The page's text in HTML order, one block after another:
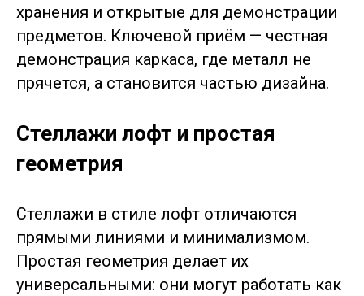
хранения и открытые для демонстрации
предметов. Ключевой приём — честная
демонстрация каркаса, где металл не
прячется, а становится частью дизайна.
Стеллажи лофт и простая
геометрия
Стеллажи в стиле лофт отличаются
прямыми линиями и минимализмом.
Простая геометрия делает их
универсальными: они могут работать как